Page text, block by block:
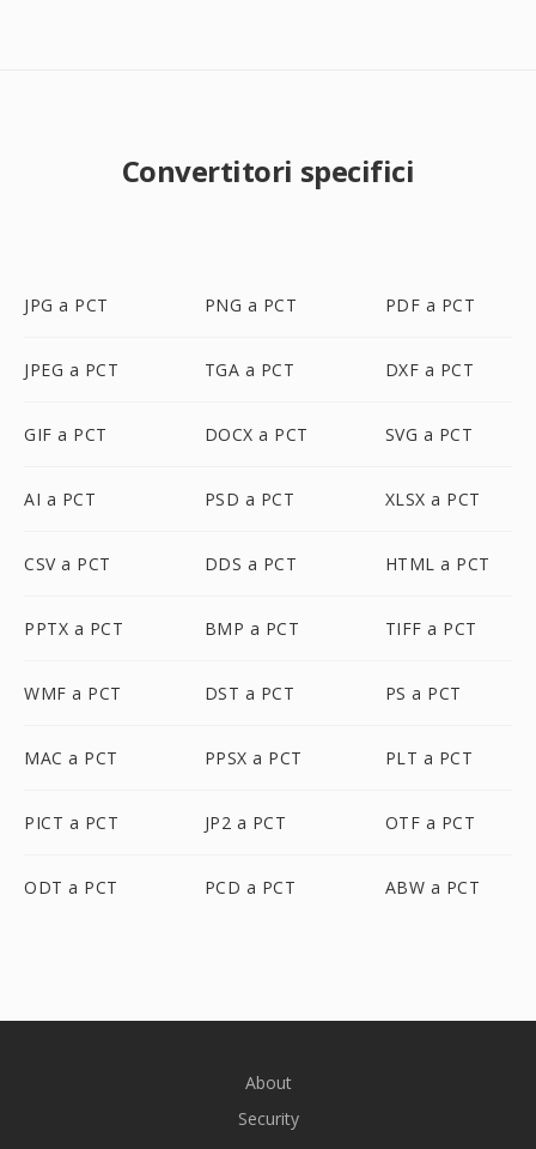
Convertitori specifici
JPG a PCT PNG a PCT PDF a PCT
JPEG a PCT TGA a PCT DXF a PCT
GIF a PCT DOCX a PCT SVG a PCT
AI a PCT PSD a PCT XLSX a PCT
CSV a PCT DDS a PCT HTML a PCT
PPTX a PCT BMP a PCT TIFF a PCT
WMF a PCT DST a PCT PS a PCT
MAC a PCT PPSX a PCT PLT a PCT
PICT a PCT JP2 a PCT OTF a PCT
ODT a PCT PCD a PCT ABW a PCT
About
Security